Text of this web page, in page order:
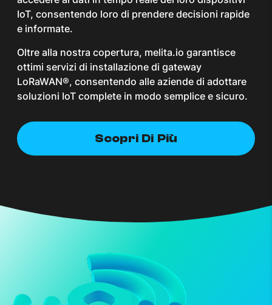
IoT, consentendo loro di prendere decisioni rapide
e informate.
Oltre alla nostra copertura, melita.io garantisce
ottimi servizi di installazione di gateway
LoRaWAN®, consentendo alle aziende di adottare
soluzioni IoT complete in modo semplice e sicuro.
Scopri Di Più